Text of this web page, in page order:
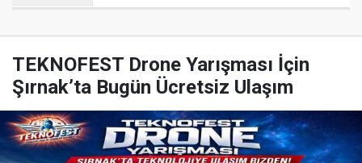
TEKNOFEST Drone Yarışması İçin
Şırnak’ta Bugün Ücretsiz Ulaşım